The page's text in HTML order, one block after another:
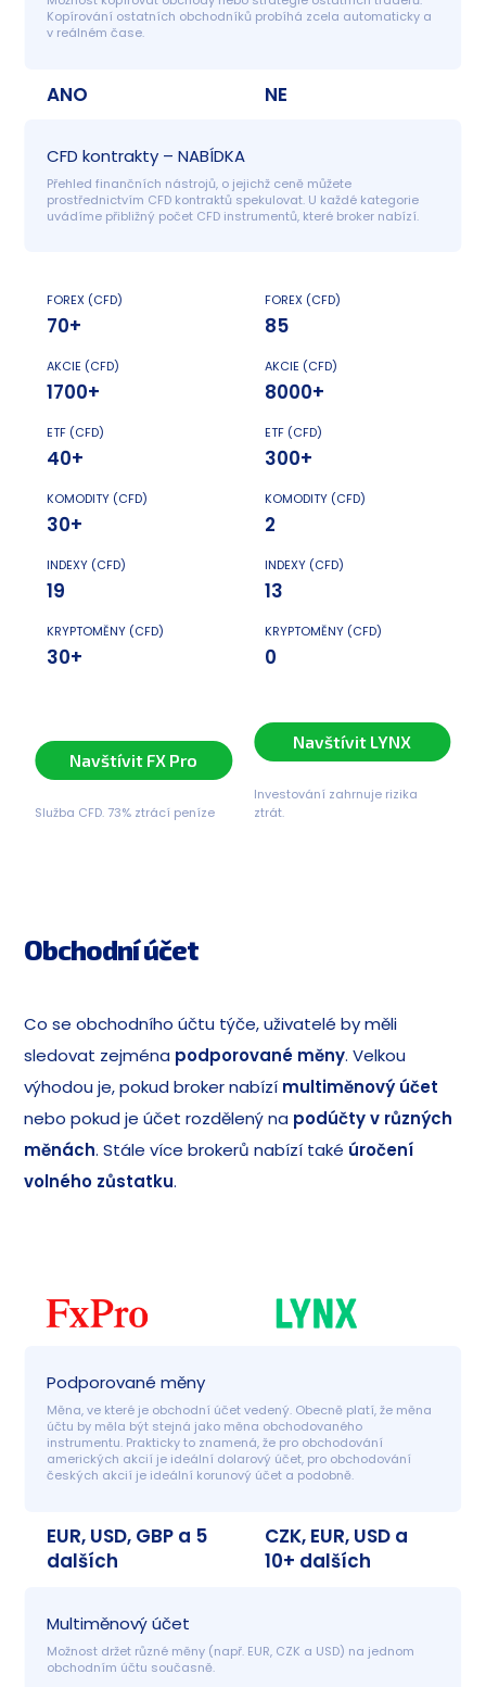
Kopírování ostatních obchodníků probíhá zcela automaticky a
v reálném čase.
ANO NE
CFD kontrakty – NABÍDKA
Přehled finančních nástrojů, o jejichž ceně můžete
prostřednictvím CFD kontraktů spekulovat. U každé kategorie
uvádíme přibližný počet CFD instrumentů, které broker nabízí.
FOREX (CFD)
70+
AKCIE (CFD)
1700+
ETF (CFD)
40+
KOMODITY (CFD)
30+
INDEXY (CFD)
19
KRYPTOMĚNY (CFD)
30+
FOREX (CFD)
85
AKCIE (CFD)
8000+
ETF (CFD)
300+
KOMODITY (CFD)
2
INDEXY (CFD)
13
KRYPTOMĚNY (CFD)
0
Navštívit FX Pro
Služba CFD. 73% ztrácí peníze
Navštívit LYNX
Investování zahrnuje rizika
ztrát.
Obchodní účet
Co se obchodního účtu týče, uživatelé by měli
sledovat zejména podporované měny. Velkou
výhodou je, pokud broker nabízí multiměnový účet
nebo pokud je účet rozdělený na podúčty v různých
měnách. Stále více brokerů nabízí také úročení
volného zůstatku.
Podporované měny
Měna, ve které je obchodní účet vedený. Obecně platí, že měna
účtu by měla být stejná jako měna obchodovaného
instrumentu. Prakticky to znamená, že pro obchodování
amerických akcií je ideální dolarový účet, pro obchodování
českých akcií je ideální korunový účet a podobně.
EUR, USD, GBP a 5
dalších
CZK, EUR, USD a
10+ dalších
Multiměnový účet
Možnost držet různé měny (např. EUR, CZK a USD) na jednom
obchodním účtu současně.